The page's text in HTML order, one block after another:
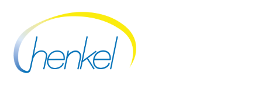
Navigation
springen
Inhalt
springen